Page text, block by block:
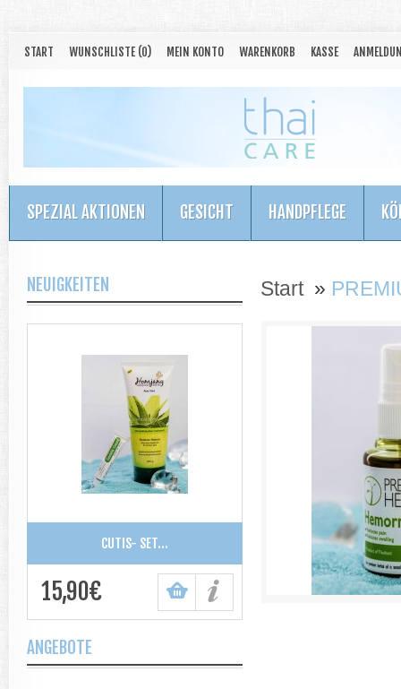
START WUNSCHLISTE (0) MEIN KONTO WARENKORB KASSE
SPEZIAL AKTIONEN GESICHT HANDPFLEGE
NEUIGKEITEN
CUTIS- SET...
15,90€
ANGEBOTE
Start»